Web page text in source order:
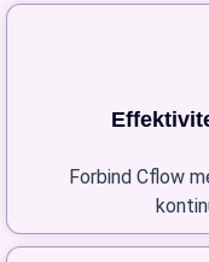
Forbind Cflow